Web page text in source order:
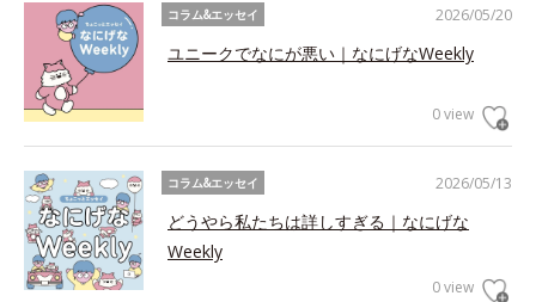
2026/05/20
コラム&エッセイ
ユニークでなにが悪い｜なにげなWeekly
0 view
2026/05/13
コラム&エッセイ
どうやら私たちは詳しすぎる｜なにげな
Weekly
0 view